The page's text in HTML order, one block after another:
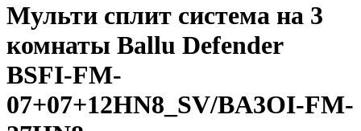
Мульти сплит система на 3
комнаты Ballu Defender
BSFI-FM-
07+07+12HN8_SV/BA3OI-FM-